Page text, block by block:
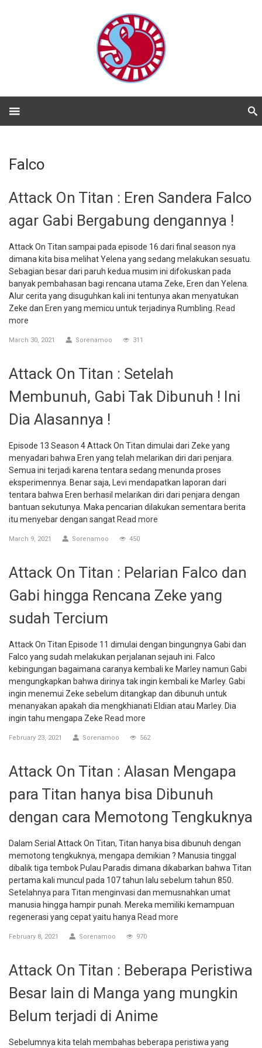
Falco
Attack On Titan : Eren Sandera Falco
agar Gabi Bergabung dengannya !
Attack On Titan sampai pada episode 16 dari final season nya
dimana kita bisa melihat Yelena yang sedang melakukan sesuatu.
Sebagian besar dari paruh kedua musim ini difokuskan pada
banyak pembahasan bagi rencana utama Zeke, Eren dan Yelena.
Alur cerita yang disuguhkan kali ini tentunya akan menyatukan
Zeke dan Eren yang memicu untuk terjadinya Rumbling. Read
more
March 30, 2021 Sorenamoo 311
Attack On Titan : Setelah
Membunuh, Gabi Tak Dibunuh ! Ini
Dia Alasannya !
Episode 13 Season 4 Attack On Titan dimulai dari Zeke yang
menyadari bahwa Eren yang telah melarikan diri dari penjara.
Semua ini terjadi karena tentara sedang menunda proses
eksperimennya. Benar saja, Levi mendapatkan laporan dari
tentara bahwa Eren berhasil melarikan diri dari penjara dengan
bantuan sekutunya. Maka pencarian dilakukan sementara berita
itu menyebar dengan sangat Read more
March 9, 2021 Sorenamoo 450
Attack On Titan : Pelarian Falco dan
Gabi hingga Rencana Zeke yang
sudah Tercium
Attack On Titan Episode 11 dimulai dengan bingungnya Gabi dan
Falco yang sudah melakukan perjalanan sejauh ini. Falco
kebingungan bagaimana caranya kembali ke Marley namun Gabi
mengungkapkan bahwa dirinya tak ingin kembali ke Marley. Gabi
ingin menemui Zeke sebelum ditangkap dan dibunuh untuk
menanyakan apakah dia mengkhianati Eldian atau Marley. Dia
ingin tahu mengapa Zeke Read more
February 23, 2021 Sorenamoo 562
Attack On Titan : Alasan Mengapa
para Titan hanya bisa Dibunuh
dengan cara Memotong Tengkuknya
Dalam Serial Attack On Titan, Titan hanya bisa dibunuh dengan
memotong tengkuknya, mengapa demikian ? Manusia tinggal
dibalik tiga tembok Pulau Paradis dimana dikabarkan bahwa Titan
pertama kali muncul pada 107 tahun lalu sebelum tahun 850.
Setelahnya para Titan menginvasi dan memusnahkan umat
manusia hingga hampir punah. Mereka memiliki kemampuan
regenerasi yang cepat yaitu hanya Read more
February 8, 2021 Sorenamoo 970
Attack On Titan : Beberapa Peristiwa
Besar lain di Manga yang mungkin
Belum terjadi di Anime
Sebelumnya kita telah membahas beberapa peristiwa yang